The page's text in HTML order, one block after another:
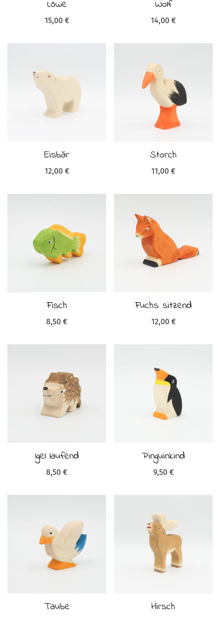
Löwe
15,00 €
Wolf
14,00 €
Eisbär
12,00 €
Storch
11,00 €
Fisch
8,50 €
Fuchs sitzend
12,00 €
Igel laufend
8,50 €
Pinguinkind
9,50 €
Taube Hirsch